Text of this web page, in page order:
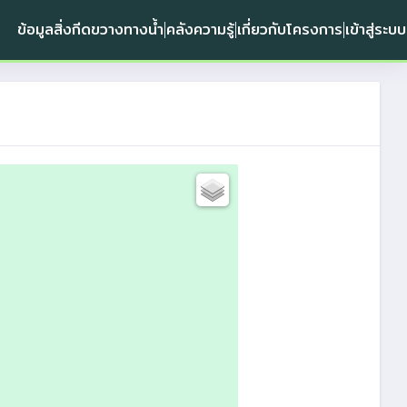
ข้อมูลสิ่งกีดขวางทางน้ำ คลังความรู้เกี่ยวกับโครงการ เข้าสู่ระบบ